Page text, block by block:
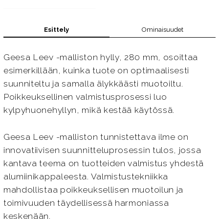
Esittely Ominaisuudet
Geesa Leev -malliston hylly, 280 mm, osoittaa
esimerkillään, kuinka tuote on optimaalisesti
suunniteltu ja samalla älykkäästi muotoiltu.
Poikkeuksellinen valmistusprosessi luo
kylpyhuonehyllyn, mikä kestää käytössä.
Geesa Leev -malliston tunnistettava ilme on
innovatiivisen suunnitteluprosessin tulos, jossa
kantava teema on tuotteiden valmistus yhdestä
alumiinikappaleesta. Valmistustekniikka
mahdollistaa poikkeuksellisen muotoilun ja
toimivuuden täydellisessä harmoniassa
keskenään.